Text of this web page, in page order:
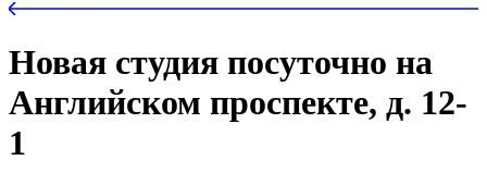
Новая студия посуточно на
Английском проспекте, д. 12-
1